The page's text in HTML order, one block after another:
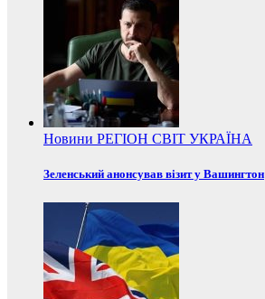
Новини РЕГІОН СВІТ УКРАЇНА
Зеленський анонсував візит у Вашингтон